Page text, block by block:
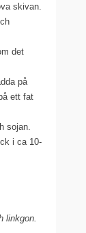
skivan.
det
på
ett fat
sojan.
i ca 10-
linkgon.